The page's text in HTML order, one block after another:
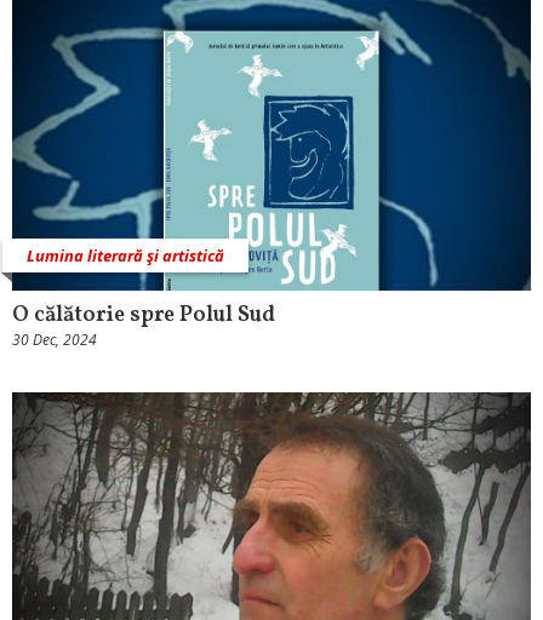
Lumina literară şi artistică
O călătorie spre Polul Sud
30 Dec, 2024